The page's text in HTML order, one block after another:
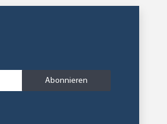
Abonnieren